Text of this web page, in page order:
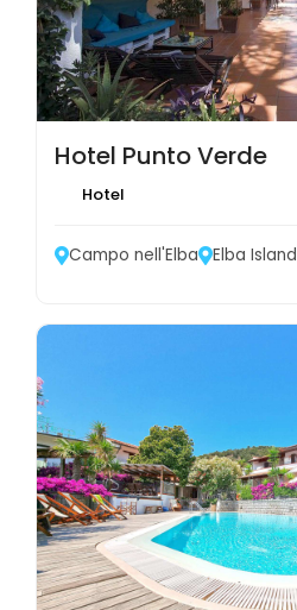
Hotel Punto Verde
Hotel
Campo nell'Elba Elba Island